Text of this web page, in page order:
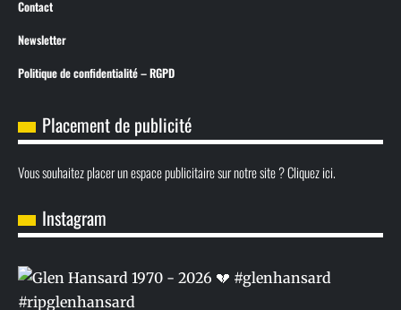
Contact
Newsletter
Politique de confidentialité – RGPD
Placement de publicité
Vous souhaitez placer un espace publicitaire sur notre site ? Cliquez ici.
Instagram